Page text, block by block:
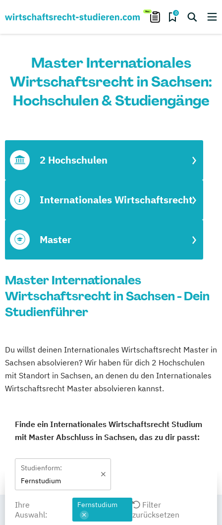
0
Master Internationales
Wirtschaftsrecht in Sachsen:
Hochschulen & Studiengänge
Master
Internationales Wirtschaftsrecht
2 Hochschulen
Master Internationales
Wirtschaftsrecht in Sachsen - Dein
Studienführer
Du willst deinen Internationales Wirtschaftsrecht Master in
Sachsen absolvieren? Wir haben für dich 2 Hochschulen
mit Standort in Sachsen, an denen du den Internationales
Wirtschaftsrecht Master absolvieren kannst.
Finde ein Internationales Wirtschaftsrecht Studium
mit Master Abschluss in Sachsen, das zu dir passt:
Studienform:
Fernstudium
Ihre
Auswahl:
Fernstudium
Filter
zurücksetzen